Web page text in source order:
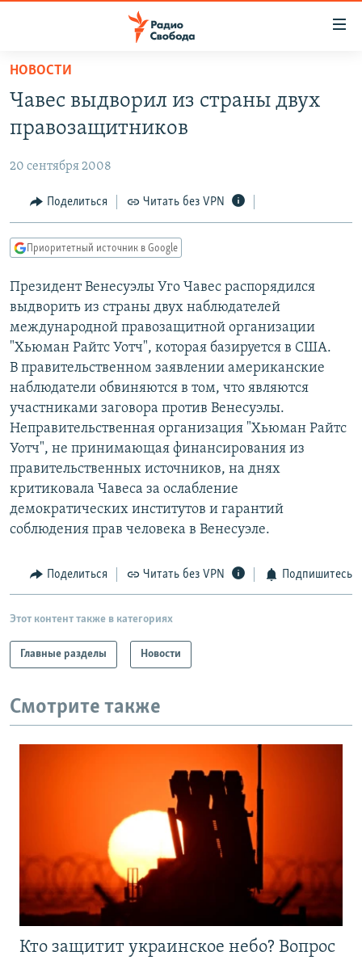
упрощенного
доступа
основному
Вернутся
главной
навигации
Вернутся
поиску
АВТОРСКИЕ ПРОЕКТЫ
ЦИТАТЫ СВОБОДЫ
МНЕНИЯ
IDEL.РЕАЛИИ
КАВКАЗ.РЕАЛИИ
СЕВЕР.РЕАЛИИ
СИБИРЬ.РЕАЛИИ
РАСПИСАНИЕ ВЕЩАНИЯ
ПОДПИШИТЕСЬ НА РАССЫЛКУ
СОЦИАЛЬНЫЕ СЕТИ
НОВОСТИ
Чавес выдворил из страны двух
правозащитников
20 сентября 2008
Поделиться Читать без VPN
Приоритетный источник в Google
Президент Венесуэлы Уго Чавес распорядился
выдворить из страны двух наблюдателей
международной правозащитной организации
"Хьюман Райтс Уотч", которая базируется в США.
В правительственном заявлении американские
наблюдатели обвиняются в том, что являются
участниками заговора против Венесуэлы.
Неправительственная организация "Хьюман Райтс
Уотч", не принимающая финансирования из
правительственных источников, на днях
критиковала Чавеса за ослабление
демократических институтов и гарантий
соблюдения прав человека в Венесуэле.
Поделиться Читать без VPN Подпишитесь
Этот контент также в категориях
Главные разделы Новости
Смотрите также
Кто защитит украинское небо? Вопрос